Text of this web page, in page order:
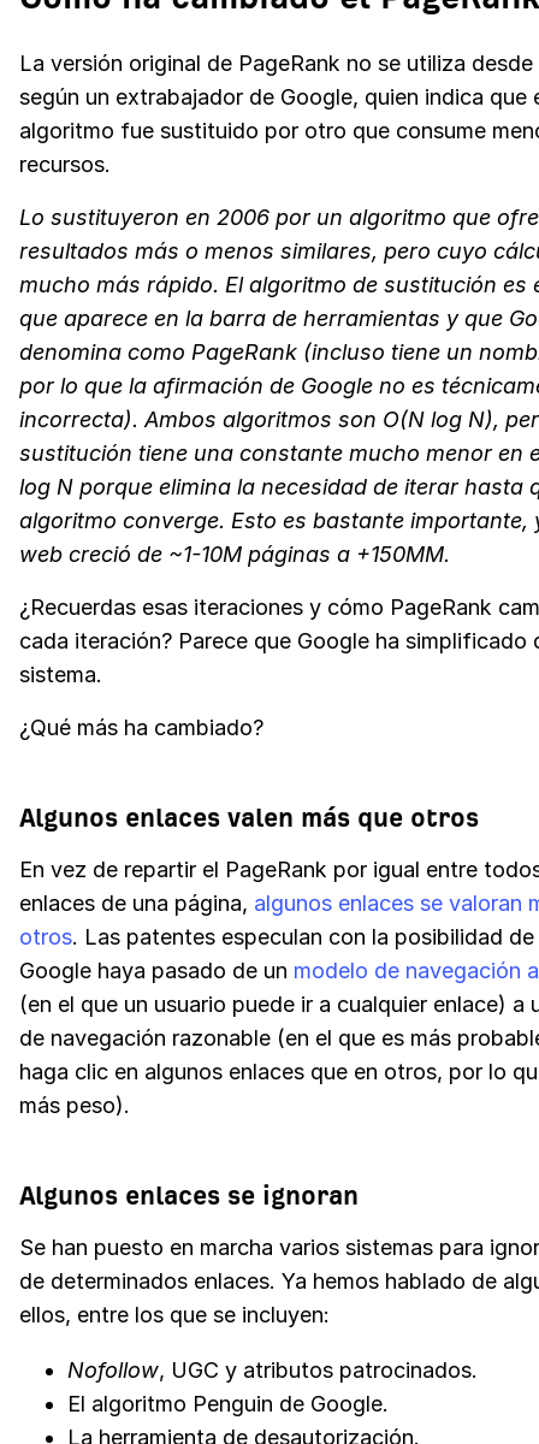
La versión original de PageRank no se utiliza
según un extrabajador de Google, quien indica que
algoritmo fue sustituido por otro que consume
recursos.
Lo sustituyeron en 2006 por un algoritmo que
resultados más o menos similares, pero cuyo
mucho más rápido. El algoritmo de sustitución es
que aparece en la barra de herramientas y que
denomina como PageRank (incluso tiene un
por lo que la afirmación de Google no es
incorrecta). Ambos algoritmos son O(N log N),
sustitución tiene una constante mucho menor en
log N porque elimina la necesidad de iterar hasta
algoritmo converge. Esto es bastante importante,
web creció de ~1-10M páginas a +150MM.
¿Recuerdas esas iteraciones y cómo PageRank
cada iteración? Parece que Google ha simplificado
sistema.
¿Qué más ha cambiado?
Algunos enlaces valen más que otros
En vez de repartir el PageRank por igual entre
enlaces de una página, algunos enlaces se valoran
otros. Las patentes especulan con la posibilidad de
Google haya pasado de un modelo de navegación
(en el que un usuario puede ir a cualquier enlace) a
de navegación razonable (en el que es más
haga clic en algunos enlaces que en otros, por lo
más peso).
Algunos enlaces se ignoran
Se han puesto en marcha varios sistemas para
de determinados enlaces. Ya hemos hablado de
ellos, entre los que se incluyen:
Nofollow, UGC y atributos patrocinados.
El algoritmo Penguin de Google.
La herramienta de desautorización.